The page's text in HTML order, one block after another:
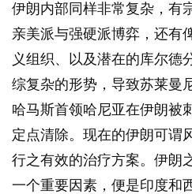
伊朗内部同样非常复杂，有
亲美派与强硬派博弈，还有
义组织、以及潜在的库尔德
综复杂的形势，导致苏莱曼
哈马斯首领哈尼亚在伊朗被
定点清除。现在的伊朗可谓
行之有效的治疗方案。伊朗
一个重要因素，便是印度和